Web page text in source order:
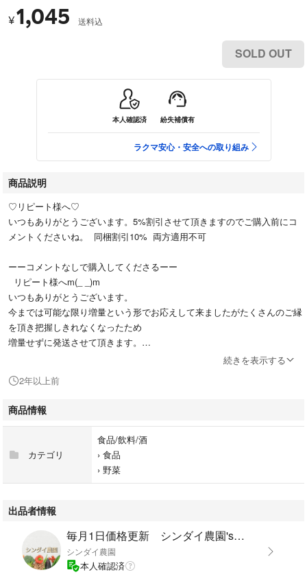
¥1,045 送料込
SOLD OUT
本人確認済 紛失補償有
ラクマ安心・安全への取り組み
商品説明
♡リピート様へ♡
いつもありがとうございます。5%割引させて頂きますのでご購入前にコ
メントくださいね。 同梱割引10% 両方適用不可
ーーコメントなしで購入してくださるーー
リピート様へm(_ _)m
いつもありがとうございます。
今までは可能な限り増量という形でお応えして来ましたがたくさんのご縁
を頂き把握しきれなくなったため
増量せずに発送させて頂きます。
また収穫が落ち着いた際に皆様の優しさの輪を広げさせて頂きます。
☆お肉と一緒に揉むことで臭み消しにも
なります。
★農薬：栽培期間中不使用
☆にんにくには老化防止や疲労回復 滋養強壮など良い事がたくさんあり
〜家庭菜園が趣味で作っています。
サイズの不揃い 土が付いたり 虫に食べられてしまった部分 葉が枯れてい
るなどがあるかもしれません。
〜ご理解頂ける方お願いします〜
続きを表示する
2年以上前
商品情報
カテゴリ
食品/飲料/酒
› 食品
› 野菜
出品者情報
毎月1日価格更新 シンダイ農園's shop
シンダイ農園
本人確認済